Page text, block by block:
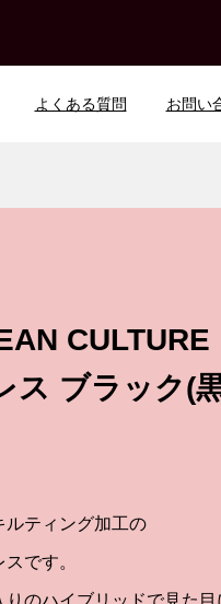
よくある質問 お問い
ス ブラック(黒
ルティング加工の
です。
のハイブリッドで見た目